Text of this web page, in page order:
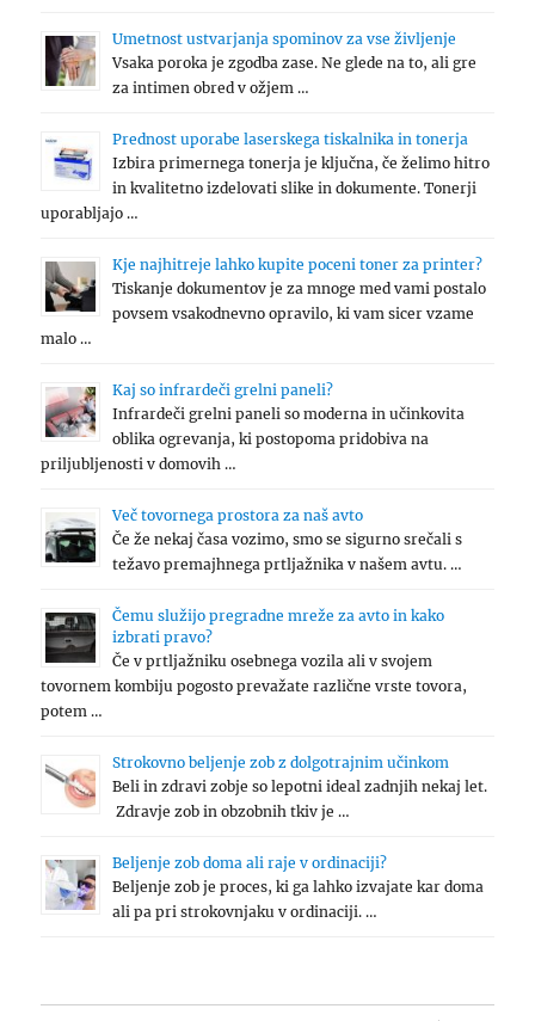
Umetnost ustvarjanja spominov za vse življenje
Vsaka poroka je zgodba zase. Ne glede na to, ali gre
za intimen obred v ožjem …
Prednost uporabe laserskega tiskalnika in tonerja
Izbira primernega tonerja je ključna, če želimo hitro
in kvalitetno izdelovati slike in dokumente. Tonerji
uporabljajo …
Kje najhitreje lahko kupite poceni toner za printer?
Tiskanje dokumentov je za mnoge med vami postalo
povsem vsakodnevno opravilo, ki vam sicer vzame
malo …
Kaj so infrardeči grelni paneli?
Infrardeči grelni paneli so moderna in učinkovita
oblika ogrevanja, ki postopoma pridobiva na
priljubljenosti v domovih …
Več tovornega prostora za naš avto
Če že nekaj časa vozimo, smo se sigurno srečali s
težavo premajhnega prtljažnika v našem avtu. …
Čemu služijo pregradne mreže za avto in kako
izbrati pravo?
Če v prtljažniku osebnega vozila ali v svojem
tovornem kombiju pogosto prevažate različne vrste tovora,
potem …
Strokovno beljenje zob z dolgotrajnim učinkom
Beli in zdravi zobje so lepotni ideal zadnjih nekaj let.
Zdravje zob in obzobnih tkiv je …
Beljenje zob doma ali raje v ordinaciji?
Beljenje zob je proces, ki ga lahko izvajate kar doma
ali pa pri strokovnjaku v ordinaciji. …